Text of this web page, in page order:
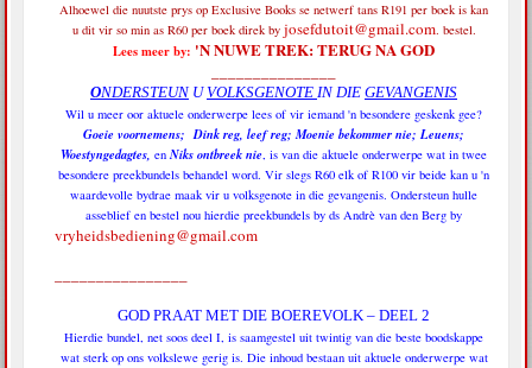
Alhoewel die nuutste prys op Exclusive Books se netwerf tans R191 per boek is kan
u dit vir so min as R60 per boek direk by josefdutoit@gmail.com. bestel.
Lees meer by: 'N NUWE TREK: TERUG NA GOD
ONDERSTEUN UVOLKSGENOTE IN DIE GEVANGENIS
Wil u meer oor aktuele onderwerpe lees of vir iemand 'n besondere geskenk gee?
Goeie voornemens; Dink reg, leef reg; Moenie bekommer nie; Leuens;
Woestyngedagtes, enNiks ontbreek nie, is van die aktuele onderwerpe wat in twee
besondere preekbundels behandel word. Vir slegs R60 elk of R100 vir beide kan u 'n
waardevolle bydrae maak vir u volksgenote in die gevangenis. Ondersteun hulle
asseblief en bestel nou hierdie preekbundels by ds Andrè van den Berg by
vryheidsbediening@gmail.com
GOD PRAAT MET DIE BOEREVOLK – DEEL 2
Hierdie bundel, net soos deel I, is saamgestel uit twintig van die beste boodskappe
wat sterk op ons volkslewe gerig is. Die inhoud bestaan uit aktuele onderwerpe wat